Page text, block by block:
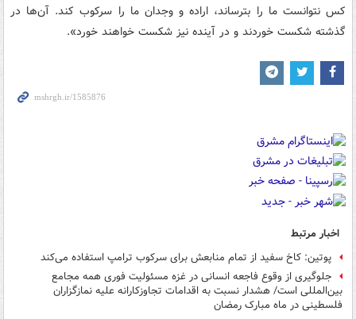
کس نتوانست ما را بترساند، اراده و وجدان ما را سرکوب کند. آن‌ها در
گذشته شکست خوردند و در آینده نیز شکست خواهند خورد».
اخبار مرتبط
پوتین: کاخ سفید از تمام منابعش برای سرکوب ترامپ استفاده می‌کند
جلوگیری از وقوع فاجعه انسانی در غزه مسئولیت فوری همه مجامع
بین‌المللی است/ هشدار نسبت به اقدامات تجاوزکارانه علیه نمازگزاران
فلسطینی در ماه مبارک رمضان